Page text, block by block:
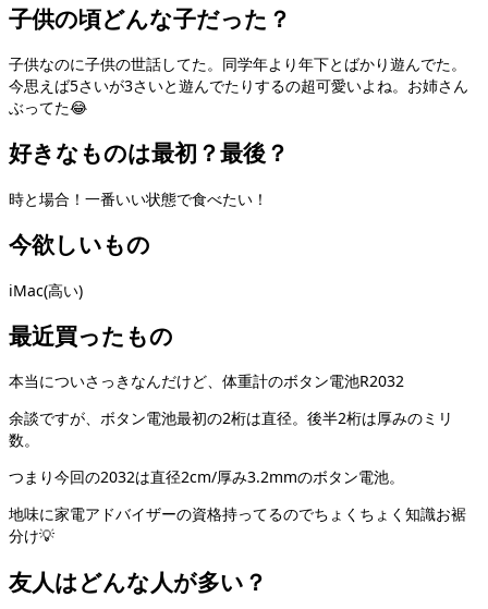
子供の頃どんな子だった？
子供なのに子供の世話してた。同学年より年下とばかり遊んでた。
今思えば5さいが3さいと遊んでたりするの超可愛いよね。お姉さん
ぶってた😂
好きなものは最初？最後？
時と場合！一番いい状態で食べたい！
今欲しいもの
iMac(高い)
最近買ったもの
本当についさっきなんだけど、体重計のボタン電池R2032
余談ですが、ボタン電池最初の2桁は直径。後半2桁は厚みのミリ
数。
つまり今回の2032は直径2cm/厚み3.2mmのボタン電池。
地味に家電アドバイザーの資格持ってるのでちょくちょく知識お裾
分け💡
友人はどんな人が多い？